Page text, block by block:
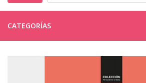
CATEGORÍAS